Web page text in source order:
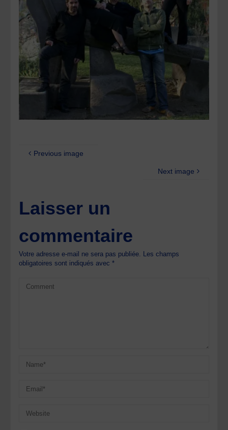
Previous image
Next image
Laisser un
commentaire
Votre adresse e-mail ne sera pas publiée. Les champs
obligatoires sont indiqués avec*